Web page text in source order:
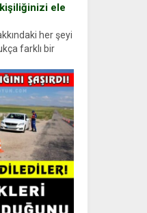
ele
her şeyi
farklı bir